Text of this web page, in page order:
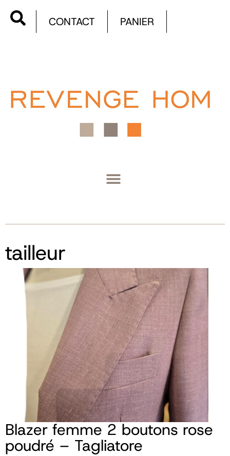
CONTACT PANIER
tailleur
Blazer femme 2 boutons rose
poudré – Tagliatore